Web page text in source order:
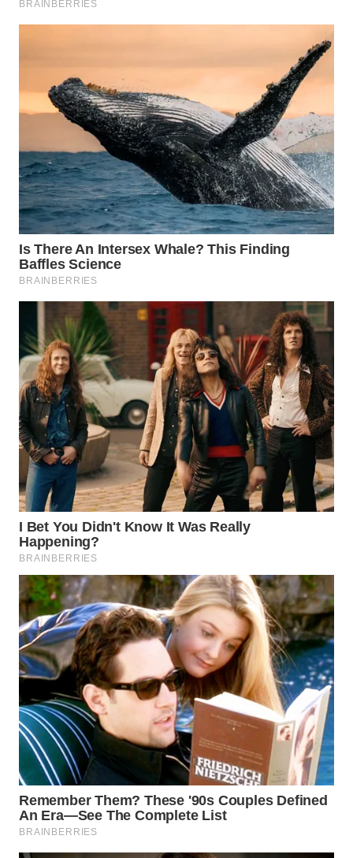
SUKABUMI
WN
PURWAKARTA
WN
PRIANGAN
TIMUR
WN
SEMARANG
SOLO
WN
BOROBUDUR
WN
MADURA
WN
SURABAYA
WN
NATUNA
WN
BINTAN
WN
MANDALIKA
WN
LIKUPANG
WN
WN
BORNEO